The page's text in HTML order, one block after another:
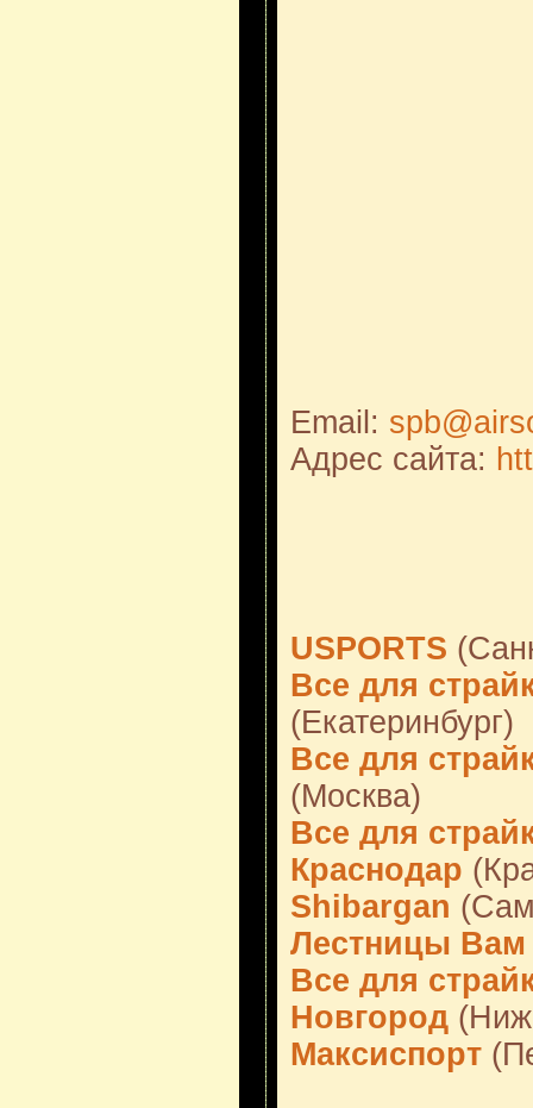
Email:
Адрес сайта:
USPORTS
Все для
(Екатеринбург)
Все для
(Москва)
Все для
Краснодар
Shibargan
Лестницы Вам
Все для
Новгород
Максиспорт